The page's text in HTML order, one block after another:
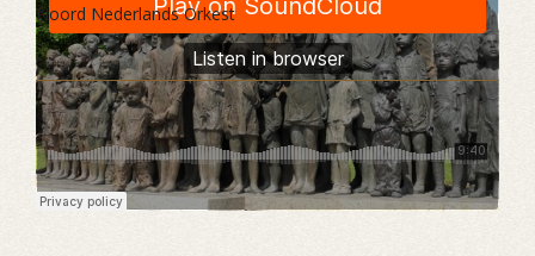
Noord Nederlands Orkest